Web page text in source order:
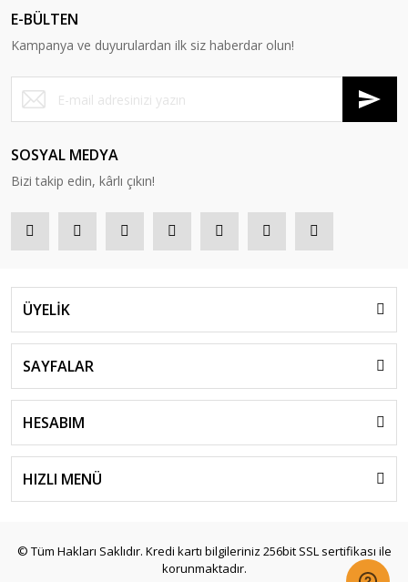
E-BÜLTEN
Kampanya ve duyurulardan ilk siz haberdar olun!
SOSYAL MEDYA
Bizi takip edin, kârlı çıkın!
ÜYELİK
SAYFALAR
HESABIM
HIZLI MENÜ
© Tüm Hakları Saklıdır. Kredi kartı bilgileriniz 256bit SSL sertifikası ile
korunmaktadır.